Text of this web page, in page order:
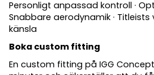
Personligt anpassad kontroll ·
Snabbare aerodynamik ·
känsla
Boka custom fitting
En custom fitting på IGG